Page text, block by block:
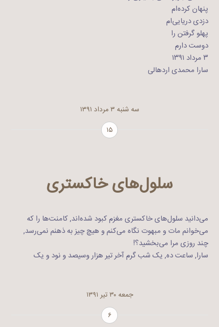
پنهان کرده‌ام
دزدی دریایی‌ام
پهلو گرفتن را
دوست دارم
۳ مرداد ۱۳۹۱
سارا محمدی اردهالی
سه شنبه ۳ مرداد ۱۳۹۱
۱۵
سلول‌های خاکستری
می‌دانید سلول‌های خاکستری مغزم کبود شده‌اند, کامنت‌ها را که
می‌خوانم مات و مبهوت نگاه می‌کنم و هیچ چیز به ذهنم نمی‌رسد,
چند روزی مرا می‌بخشید؟!
سارا, ساعت ده, یک شب گرم آخر تیر هزار وسیصد و نود و یک
جمعه ۳۰ تیر ۱۳۹۱
۶